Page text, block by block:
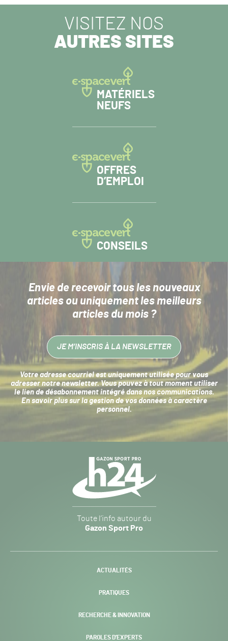
VISITEZ NOS
AUTRES SITES
MATÉRIELS
NEUFS
OFFRES
D’EMPLOI
CONSEILS
Envie de recevoir tous les nouveaux
articlesou uniquement les meilleurs
articles du mois ?
JE M’INSCRIS À LA NEWSLETTER
Votre adresse courriel est uniquement utilisée pour vous
adresser notre newsletter. Vous pouvez à tout moment utiliser
le lien de désabonnement intégré dans nos communications.
En savoir plus sur la gestion de vos données à caractère
personnel.
Sport
Pro
-
Toute l’info autour du
Gazon Sport Pro
ACTUALITÉS
PRATIQUES
RECHERCHE & INNOVATION
PAROLES D’EXPERTS